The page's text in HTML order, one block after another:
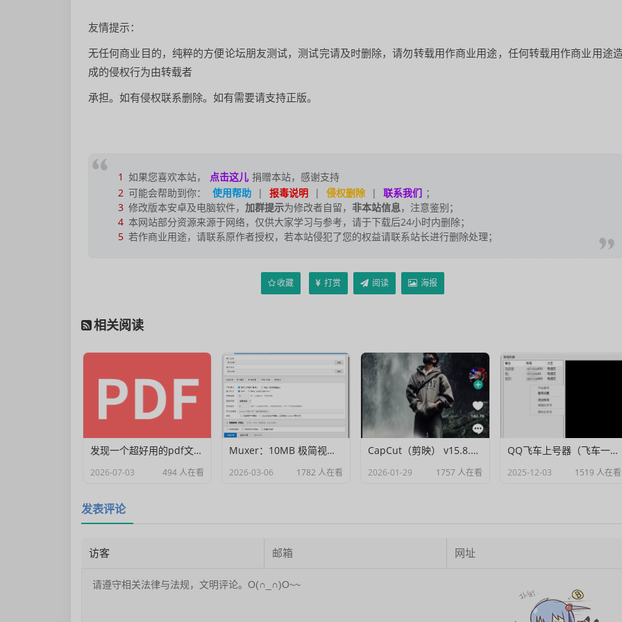
友情提示：
无任何商业目的，纯粹的方便论坛朋友测试，测试完请及时删除，请勿转载用作商业用途，任何转载用作商业用途
成的侵权行为由转载者
承担。如有侵权联系删除。如有需要请支持正版。
1 如果您喜欢本站， 点击这儿 捐赠本站，感谢支持
2 可能会帮助到你： 使用帮助 | 报毒说明 | 侵权删除 | 联系我们 ；
3 修改版本安卓及电脑软件， 加群提示为修改者自留， 非本站信息，注意鉴别；
4 本网站部分资源来源于网络，仅供大家学习与参考，请于下载后24小时内删除；
5 若作商业用途，请联系原作者授权，若本站侵犯了您的权益请联系站长进行删除处理；
收藏 打赏 阅读 海报
相关阅读
发现一个超好用的pdf文档编辑器
2026-07-03 494 人在看
Muxer：10MB 极简视频字幕批量封装工具 (单文件/绿色版)
2026-03-06 1782 人在看
CapCut（剪映） v15.8.0 国际高级会员解锁破解版
2026-01-29 1757 人在看
QQ飞车上号器（飞车一键登号器）V1.0
2025-12-03 1519 人在看
发表评论